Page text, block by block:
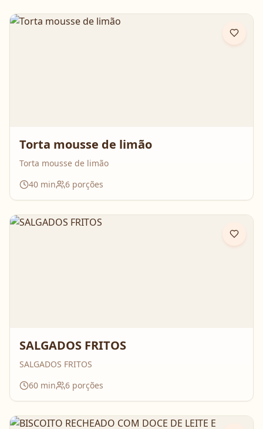
Torta mousse de limão
Torta mousse de limão
40 min 6 porções
SALGADOS FRITOS
SALGADOS FRITOS
60 min 6 porções